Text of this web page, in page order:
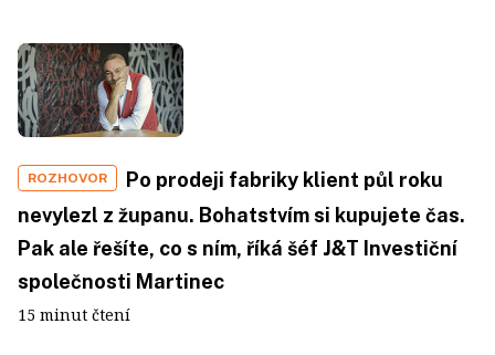
ROZHOVOR
Po prodeji fabriky klient půl roku
nevylezl z županu. Bohatstvím si kupujete čas.
Pak ale řešíte, co s ním, říká šéf J&T Investiční
společnosti Martinec
15 minut čtení